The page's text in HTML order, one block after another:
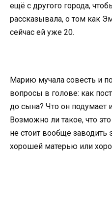
ещё с другого города,
рассказывала, о том как
сейчас ей уже 20.
Марию мучала совесть и
вопросы в голове: как
до сына? Что он подумает
Возможно ли такое, что
не стоит вообще заводить
хорошей матерью или